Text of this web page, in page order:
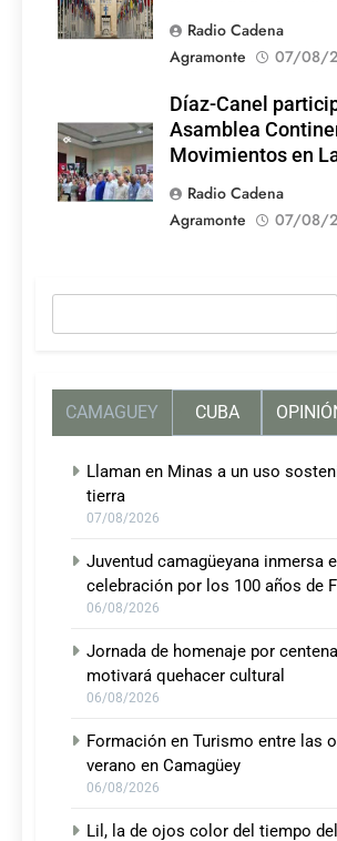
Radio Cadena
Agramonte
07/08/
Díaz-Canel
Asamblea
Movimientos en
Radio Cadena
Agramonte
07/08/
CAMAGUEY CUBA
Llaman en Minas a un uso
tierra
07/08/2026
Juventud camagüeyana inmersa
celebración por los 100 años de
06/08/2026
Jornada de homenaje por
motivará quehacer cultural
06/08/2026
Formación en Turismo entre las
verano en Camagüey
06/08/2026
Lil, la de ojos color del tiempo